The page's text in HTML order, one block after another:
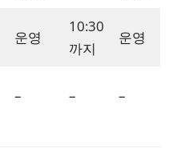
운영
10:30
까지
운영
– – –